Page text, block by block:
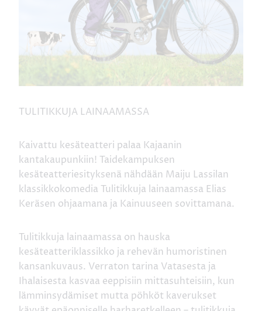
TULITIKKUJA LAINAAMASSA
Kaivattu kesäteatteri palaa Kajaanin
kantakaupunkiin! Taidekampuksen
kesäteatteriesityksenä nähdään Maiju Lassilan
klassikkokomedia Tulitikkuja lainaamassa Elias
Keräsen ohjaamana ja Kainuuseen sovittamana.
Tulitikkuja lainaamassa on hauska
kesäteatteriklassikko ja rehevän humoristinen
kansankuvaus. Verraton tarina Vatasesta ja
Ihalaisesta kasvaa eeppisiin mittasuhteisiin, kun
lämminsydämiset mutta pöhköt kaverukset